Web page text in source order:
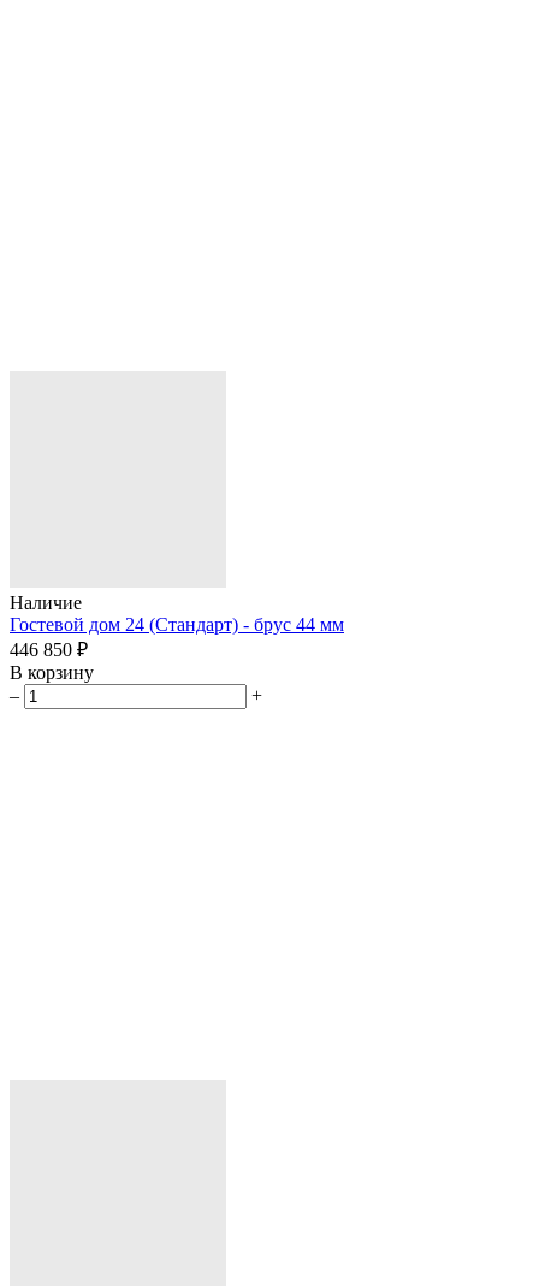
Наличие
Гостевой дом 24 (Стандарт) - брус 44 мм
446 850 ₽
В корзину
–
+